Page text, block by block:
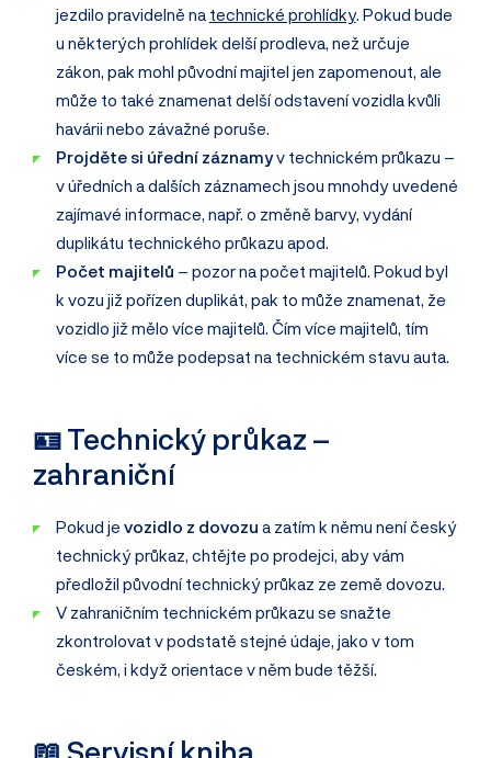
jezdilo pravidelně na technické prohlídky. Pokud bude
u některých prohlídek delší prodleva, než určuje
zákon, pak mohl původní majitel jen zapomenout, ale
může to také znamenat delší odstavení vozidla kvůli
havárii nebo závažné poruše.
Projděte si úřední záznamyv technickém průkazu –
v úředních a dalších záznamech jsou mnohdy uvedené
zajímavé informace, např. o změně barvy, vydání
duplikátu technického průkazu apod.
Počet majitelů – pozor na počet majitelů. Pokud byl
k vozu již pořízen duplikát, pak to může znamenat, že
vozidlo již mělo více majitelů. Čím více majitelů, tím
více se to může podepsat na technickém stavu auta.
🪪 Technický průkaz –
zahraniční
Pokud je vozidlo z dovozu a zatím k němu není český
technický průkaz, chtějte po prodejci, aby vám
předložil původní technický průkaz ze země dovozu.
V zahraničním technickém průkazu se snažte
zkontrolovat v podstatě stejné údaje, jako v tom
českém, i když orientace v něm bude těžší.
📖 Servisní kniha